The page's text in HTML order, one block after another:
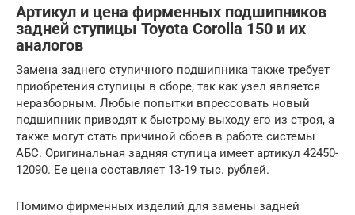
Артикул и цена фирменных подшипников
задней ступицы Toyota Corolla 150 и их
аналогов
Замена заднего ступичного подшипника также требует
приобретения ступицы в сборе, так как узел является
неразборным. Любые попытки впрессовать новый
подшипник приводят к быстрому выходу его из строя, а
также могут стать причиной сбоев в работе системы
АБС. Оригинальная задняя ступица имеет артикул 42450-
12090. Ее цена составляет 13-19 тыс. рублей.
Помимо фирменных изделий для замены задней